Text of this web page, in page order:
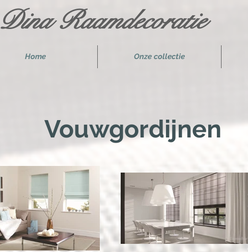
Dina Raamdecoratie
Home Onze collectie
Vouwgordijnen